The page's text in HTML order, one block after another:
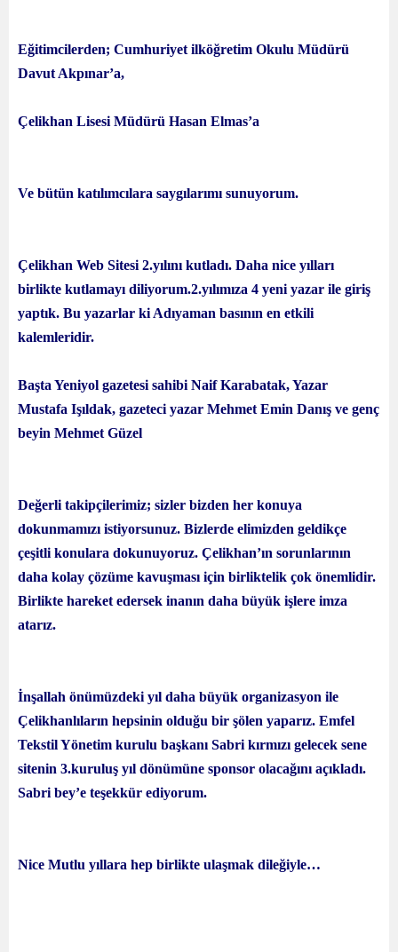
Eğitimcilerden; Cumhuriyet ilköğretim Okulu Müdürü
Davut Akpınar’a,
Çelikhan Lisesi Müdürü Hasan Elmas’a
Ve bütün katılımcılara saygılarımı sunuyorum.
Çelikhan Web Sitesi 2.yılını kutladı. Daha nice yılları
birlikte kutlamayı diliyorum.2.yılımıza 4 yeni yazar ile giriş
yaptık. Bu yazarlar ki Adıyaman basının en etkili
kalemleridir.
Başta Yeniyol gazetesi sahibi Naif Karabatak, Yazar
Mustafa Işıldak, gazeteci yazar Mehmet Emin Danış ve genç
beyin Mehmet Güzel
Değerli takipçilerimiz; sizler bizden her konuya
dokunmamızı istiyorsunuz. Bizlerde elimizden geldikçe
çeşitli konulara dokunuyoruz. Çelikhan’ın sorunlarının
daha kolay çözüme kavuşması için birliktelik çok önemlidir.
Birlikte hareket edersek inanın daha büyük işlere imza
atarız.
İnşallah önümüzdeki yıl daha büyük organizasyon ile
Çelikhanlıların hepsinin olduğu bir şölen yaparız. Emfel
Tekstil Yönetim kurulu başkanı Sabri kırmızı gelecek sene
sitenin 3.kuruluş yıl dönümüne sponsor olacağını açıkladı.
Sabri bey’e teşekkür ediyorum.
Nice Mutlu yıllara hep birlikte ulaşmak dileğiyle…